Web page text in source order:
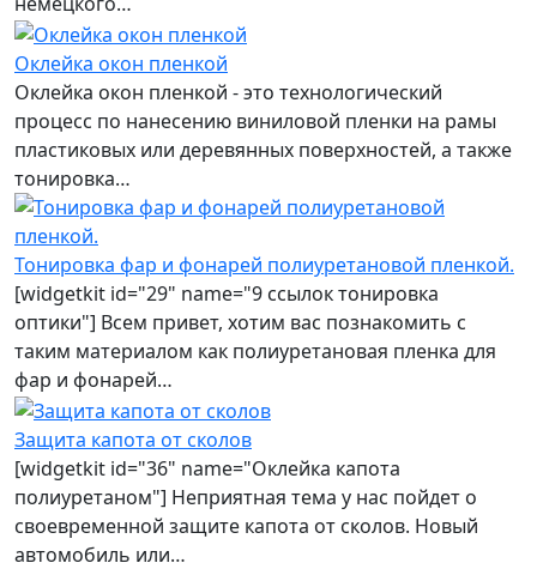
Оклейка окон пленкой
Оклейка окон пленкой - это технологический
процесс по нанесению виниловой пленки на рамы
пластиковых или деревянных поверхностей, а также
тонировка…
Тонировка фар и фонарей полиуретановой пленкой.
[widgetkit id="29" name="9 ссылок тонировка
оптики"] Всем привет, хотим вас познакомить с
таким материалом как полиуретановая пленка для
фар и фонарей…
Защита капота от сколов
[widgetkit id="36" name="Оклейка капота
полиуретаном"] Неприятная тема у нас пойдет о
своевременной защите капота от сколов. Новый
автомобиль или…